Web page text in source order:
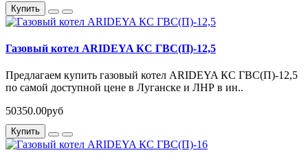
Купить
Газовый котел ARIDEYA КС ГВС(П)-12,5
Предлагаем купить газовый котел ARIDEYA КС ГВС(П)-12,5
по самой доступной цене в Луганске и ЛНР в ин..
50350.00руб
Купить